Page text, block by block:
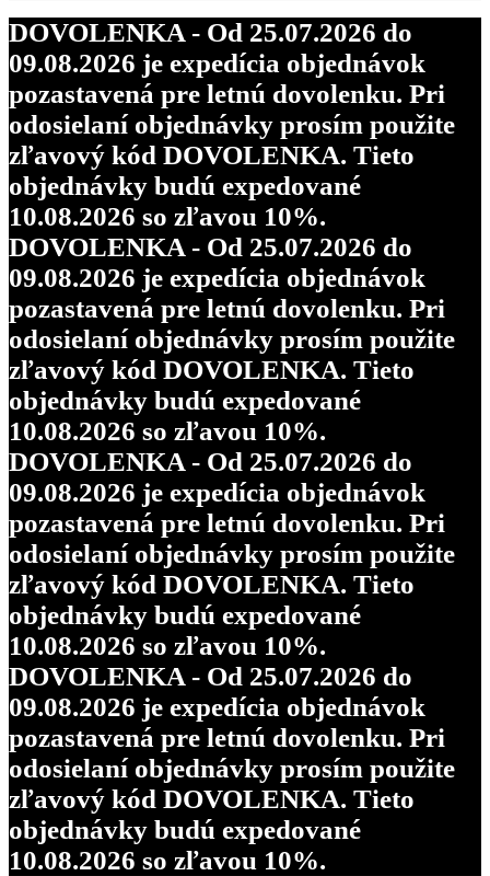
DOVOLENKA - Od 25.07.2026 do
09.08.2026 je expedícia objednávok
pozastavená pre letnú dovolenku. Pri
odosielaní objednávky prosím použite
zľavový kód DOVOLENKA. Tieto
objednávky budú expedované
10.08.2026 so zľavou 10%.
DOVOLENKA - Od 25.07.2026 do
09.08.2026 je expedícia objednávok
pozastavená pre letnú dovolenku. Pri
odosielaní objednávky prosím použite
zľavový kód DOVOLENKA. Tieto
objednávky budú expedované
10.08.2026 so zľavou 10%.
DOVOLENKA - Od 25.07.2026 do
09.08.2026 je expedícia objednávok
pozastavená pre letnú dovolenku. Pri
odosielaní objednávky prosím použite
zľavový kód DOVOLENKA. Tieto
objednávky budú expedované
10.08.2026 so zľavou 10%.
DOVOLENKA - Od 25.07.2026 do
09.08.2026 je expedícia objednávok
pozastavená pre letnú dovolenku. Pri
odosielaní objednávky prosím použite
zľavový kód DOVOLENKA. Tieto
objednávky budú expedované
10.08.2026 so zľavou 10%.